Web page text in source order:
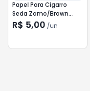
Papel Para Cigarro
Seda Zomo/Brown
c/32
R$ 5,00 /un